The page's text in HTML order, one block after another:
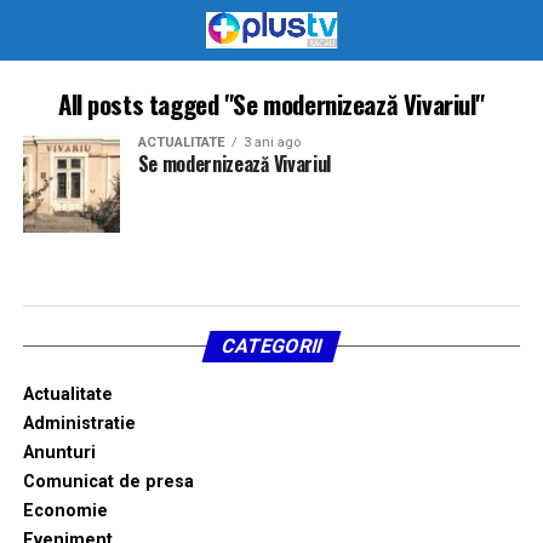
All posts tagged "Se modernizează Vivariul"
ACTUALITATE 3 ani ago
Se modernizează Vivariul
CATEGORII
Actualitate
Administratie
Anunturi
Comunicat de presa
Economie